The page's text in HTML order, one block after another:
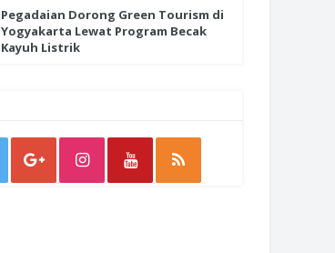
Pegadaian Dorong Green Tourism di
Yogyakarta Lewat Program Becak
Kayuh Listrik